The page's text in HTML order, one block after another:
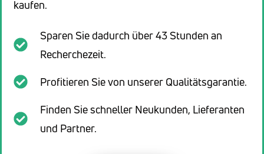
kaufen.
Sparen Sie dadurch über 43 Stunden an
Recherchezeit.
Profitieren Sie von unserer Qualitätsgarantie.
Finden Sie schneller Neukunden, Lieferanten
und Partner.